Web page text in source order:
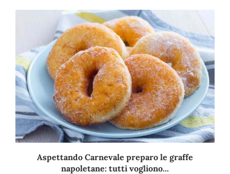
Aspettando Carnevale preparo le graffe
napoletane: tutti vogliono...